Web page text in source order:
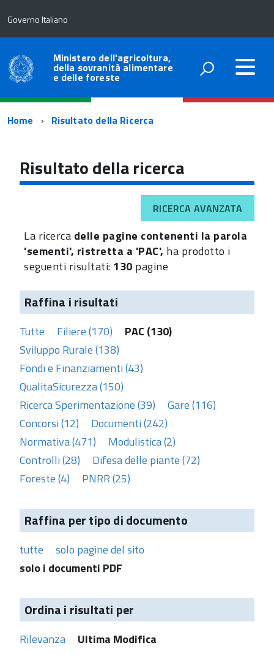
Governo Italiano
Ministero dell'agricoltura,
della sovranità alimentare
e delle foreste
Percorso
navigazione
Home Risultato della Ricerca
Risultato della ricerca
RICERCA AVANZATA
La ricerca delle pagine contenenti la parola
'sementi', ristretta a 'PAC', ha prodotto i
seguenti risultati: 130 pagine
Raffina i risultati
Tutte Filiere (170)
PAC (130)
Sviluppo Rurale (138)
Fondi e Finanziamenti (43)
QualitaSicurezza (150)
Ricerca Sperimentazione (39)
Gare (116)
Concorsi (12)
Documenti (242)
Normativa (471)
Modulistica (2)
Controlli (28)
Difesa delle piante (72)
Foreste (4)
PNRR (25)
Raffina per tipo di documento
tutte
solo pagine del sito
solo i documenti PDF
Ordina i risultati per
Rilevanza Ultima Modifica